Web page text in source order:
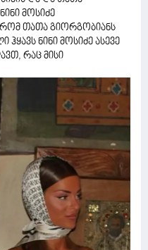
მოსიძე
თათა გიორგობიანს
ნინი მოსიძე ასევე
რაც მისი